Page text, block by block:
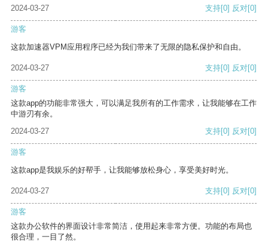
2024-03-27 支持[0] 反对[0]
游客
这款加速器VPM应用程序已经为我们带来了无限的隐私保护和自由。
2024-03-27 支持[0] 反对[0]
游客
这款app的功能非常强大，可以满足我所有的工作需求，让我能够在工作
中游刃有余。
2024-03-27
支持[0] 反对[0]
游客
这款app是我娱乐的好帮手，让我能够放松身心，享受美好时光。
2024-03-27 支持[0] 反对[0]
游客
这款办公软件的界面设计非常简洁，使用起来非常方便。功能的布局也
很合理，一目了然。